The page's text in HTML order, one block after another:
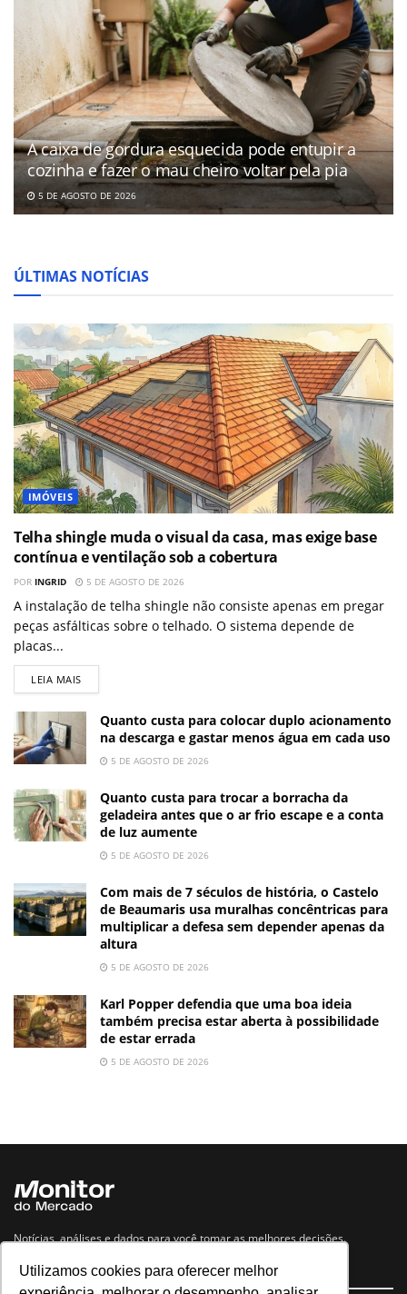
Utilizamos cookies para oferecer melhor
A caixa de gordura esquecida pode entupir a
cozinha e fazer o mau cheiro voltar pela pia
5 DE AGOSTO DE 2026
ÚLTIMAS NOTÍCIAS
IMÓVEIS
Telha shingle muda o visual da casa, mas exige base
contínua e ventilação sob a cobertura
POR INGRID 5 DE AGOSTO DE 2026
A instalação de telha shingle não consiste apenas em pregar
peças asfálticas sobre o telhado. O sistema depende de
placas...
LEIA MAIS
Quanto custa para colocar duplo acionamento
na descarga e gastar menos água em cada uso
5 DE AGOSTO DE 2026
Quanto custa para trocar a borracha da
geladeira antes que o ar frio escape e a conta
de luz aumente
5 DE AGOSTO DE 2026
Com mais de 7 séculos de história, o Castelo
de Beaumaris usa muralhas concêntricas para
multiplicar a defesa sem depender apenas da
altura
5 DE AGOSTO DE 2026
Karl Popper defendia que uma boa ideia
também precisa estar aberta à possibilidade
de estar errada
5 DE AGOSTO DE 2026
Notícias, análises e dados para você tomar as melhores decisões.
Navegue no site